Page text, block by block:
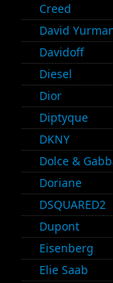
Creed
David
Davidoff
Diesel
Dior
Diptyque
DKNY
Dolce &
Doriane
DSQUARED2
Dupont
Eisenberg
Elie Saab